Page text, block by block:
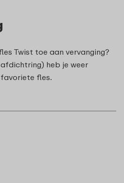
Twist toe aan vervanging?
heb je weer
fles.